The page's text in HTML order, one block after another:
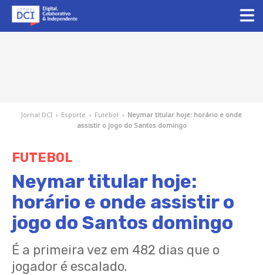
Jornal DCI › Esporte › Futebol › Neymar titular hoje: horário e onde
assistir o jogo do Santos domingo
FUTEBOL
Neymar titular hoje:
horário e onde assistir o
jogo do Santos domingo
É a primeira vez em 482 dias que o
jogador é escalado.